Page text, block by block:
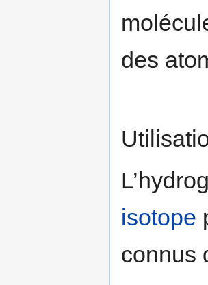
des
isotope
connus